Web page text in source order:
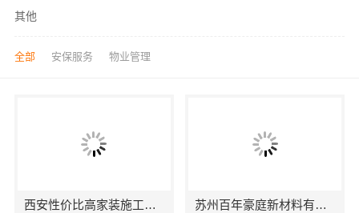
其他
全部 安保服务 物业管理
西安性价比高家装施工改善房免费量房——居安天成 苏州百年豪庭新材料有限公司-靠谱团队拎包入住家装